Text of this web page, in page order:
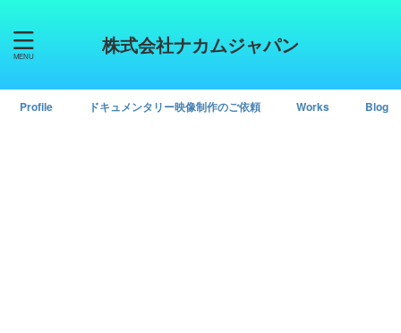
株式会社ナカムジャパン
Profile ドキュメンタリー映像制作のご依頼 Works Blog